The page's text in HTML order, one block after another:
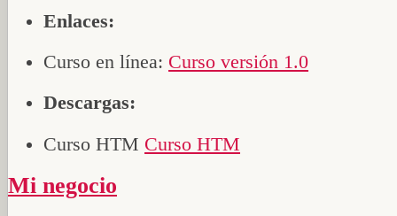
Enlaces:
Curso en línea: Curso versión 1.0
Descargas:
Curso HTM Curso HTM
Mi negocio